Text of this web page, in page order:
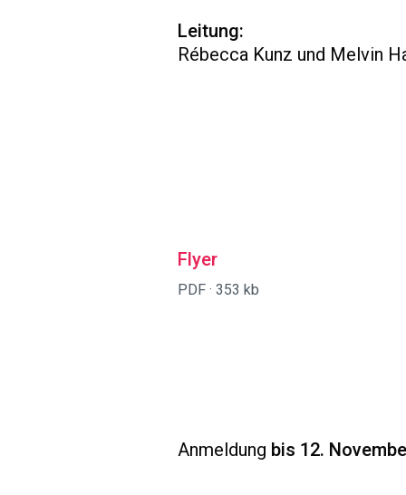
Leitung:
Rébecca Kunz und Melvin
Flyer
PDF · 353 kb
Anmeldung bis 12.